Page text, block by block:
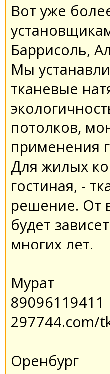
Вот уже
Баррисоль,
Мы
тканевые
потолков,
применения
Для жилых
гостиная, -
решение. От
будет
многих лет.
Мурат
89096119411
297744.com/
Оренбург